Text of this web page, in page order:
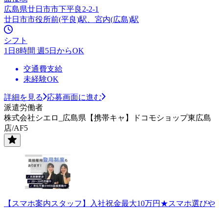
広島県廿日市市下平良2-2-1
廿日市市役所前(平良)駅、宮内(広島)駅
シフト
1日8時間 週5日からOK
交通費支給
未経験OK
詳細を見る
応募画面に進む
派遣労働者
株式会社シエロ_広島県【携帯キャ】ドコモショップ東広島
店/AF5
【スマホ案内スタッフ】入社祝金最大10万円★スマホ選びや